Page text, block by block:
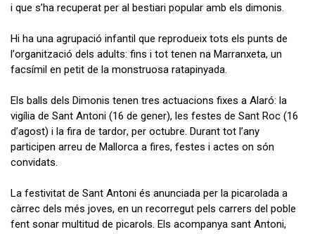
i que s’ha recuperat per al bestiari popular amb els dimonis.
Hi ha una agrupació infantil que reprodueix tots els punts de
l’organització dels adults: fins i tot tenen na Marranxeta, un
facsímil en petit de la monstruosa ratapinyada.
Els balls dels Dimonis tenen tres actuacions fixes a Alaró: la
vigília de Sant Antoni (16 de gener), les festes de Sant Roc (16
d’agost) i la fira de tardor, per octubre. Durant tot l’any
participen arreu de Mallorca a fires, festes i actes on són
convidats.
La festivitat de Sant Antoni és anunciada per la picarolada a
càrrec dels més joves, en un recorregut pels carrers del poble
fent sonar multitud de picarols. Els acompanya sant Antoni,